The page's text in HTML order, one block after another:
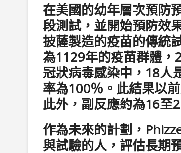
在美國的幼年層次預防
段測試，並開始預防效
披薩製造的疫苗的傳統
為1129年的疫苗群體，
冠狀病毒感染中，18人
率為100％。此結果以
此外，副反應約為16至
作為未來的計劃，
與試驗的人，評估長期